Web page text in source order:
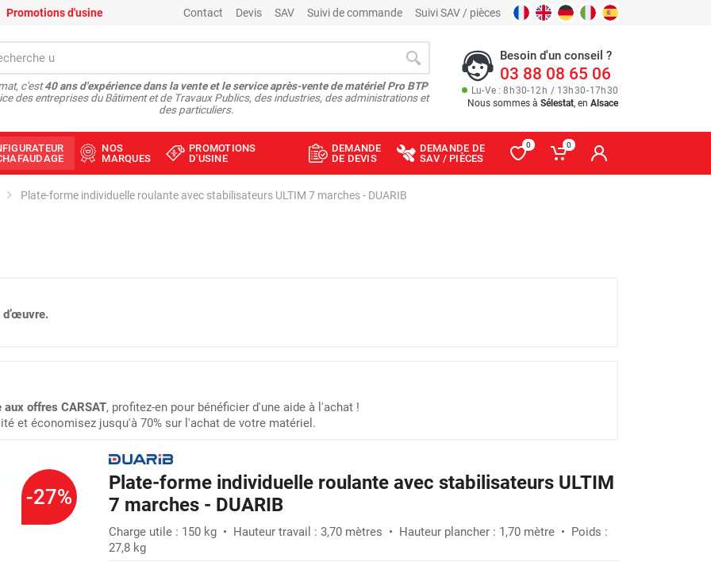
Promotions d'usine Contact Devis SAV Suivi de commande Suivi SAV / pièces
c'est40 ans d'expérience dans la vente et le service après-vente de matériel Pro BTP
des entreprises du Bâtiment et de Travaux Publics, des industries, des administrations et
des particuliers.
Besoin d'un conseil ?
03 88 08 65 06
Lu-Ve : 8h30-12h / 13h30-17h30
Nous sommes à Sélestat, en Alsace
NOS
MARQUES
PROMOTIONS
D'USINE
DEMANDE
DE DEVIS
DEMANDE DE
SAV / PIÈCES
0 0
Plate-forme individuelle roulante avec stabilisateurs ULTIM 7 marches - DUARIB
offres CARSAT, profitez-en pour bénéficier d'une aide à l'achat !
et économisez jusqu'à 70% sur l'achat de votre matériel.
-27% -27%
Plate-forme individuelle roulante avec stabilisateurs ULTIM
7 marches - DUARIB
Charge utile : 150 kg • Hauteur travail : 3,70 mètres • Hauteur plancher : 1,70 mètre • Poids :
27,8 kg